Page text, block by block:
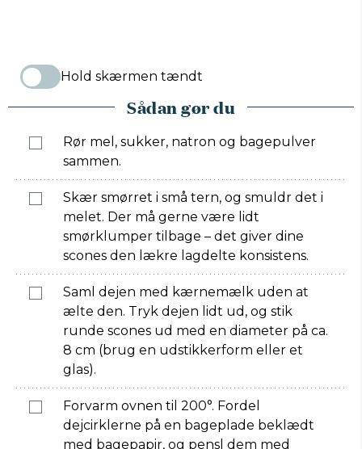
Hold skærmen tændt
Sådan gør du
Rør mel, sukker, natron og bagepulver
sammen.
Skær smørret i små tern, og smuldr det i
melet. Der må gerne være lidt
smørklumper tilbage – det giver dine
scones den lækre lagdelte konsistens.
Saml dejen med kærnemælk uden at
ælte den. Tryk dejen lidt ud, og stik
runde scones ud med en diameter på ca.
8 cm (brug en udstikkerform eller et
glas).
Forvarm ovnen til 200°. Fordel
dejcirklerne på en bageplade beklædt
med bagepapir, og pensl dem med